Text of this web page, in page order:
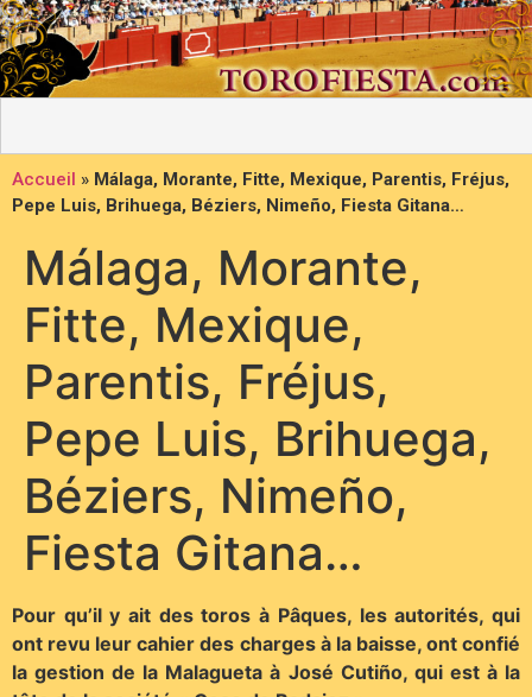
Accueil » Málaga, Morante, Fitte, Mexique, Parentis, Fréjus,
Pepe Luis, Brihuega, Béziers, Nimeño, Fiesta Gitana…
Málaga, Morante,
Fitte, Mexique,
Parentis, Fréjus,
Pepe Luis, Brihuega,
Béziers, Nimeño,
Fiesta Gitana…
Pour qu’il y ait des toros à Pâques, les autorités, qui
ont revu leur cahier des charges à la baisse, ont confié
la gestion de la Malagueta à José Cutiño, qui est à la